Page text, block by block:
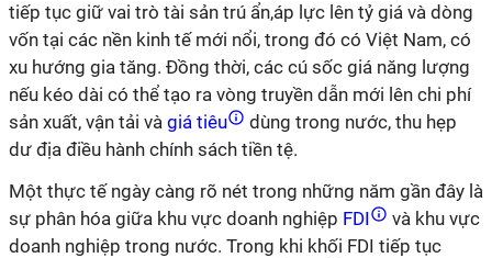
tiếp tục giữ vai trò tài sản trú ẩn,áp lực lên tỷ giá và dòng
vốn tại các nền kinh tế mới nổi, trong đó có Việt Nam, có
xu hướng gia tăng. Đồng thời, các cú sốc giá năng lượng
nếu kéo dài có thể tạo ra vòng truyền dẫn mới lên chi phí
sản xuất, vận tải và giá tiêu
dùng trong nước, thu hẹp
dư địa điều hành chính sách tiền tệ.
Một thực tế ngày càng rõ nét trong những năm gần đây là
sự phân hóa giữa khu vực doanh nghiệp FDI
và khu vực
doanh nghiệp trong nước. Trong khi khối FDI tiếp tục